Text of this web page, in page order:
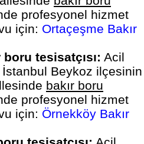
profesyonel hizmet
için: Ortaçeşme Bakır
tesisatçısı: Acil
İstanbul Beykoz ilçesinin
bakır boru
profesyonel hizmet
için: Örnekköy Bakır